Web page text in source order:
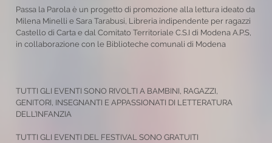
Passa la Parola è un progetto di promozione alla lettura ideato da
Milena Minelli e Sara Tarabusi, Libreria indipendente per ragazzi
Castello di Carta e dal Comitato Territoriale C.S.I di Modena A.P.S,
in collaborazione con le Biblioteche comunali di Modena
TUTTI GLI EVENTI SONO RIVOLTI A BAMBINI, RAGAZZI,
GENITORI, INSEGNANTI E APPASSIONATI DI LETTERATURA
DELL’INFANZIA
TUTTI GLI EVENTI DEL FESTIVAL SONO GRATUITI